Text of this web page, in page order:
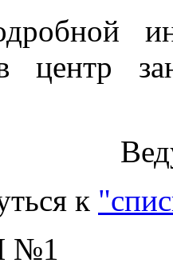
в центр
к
№1